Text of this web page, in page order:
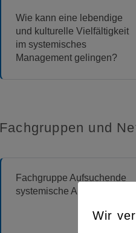
Wie kann eine lebendige
und kulturelle Vielfältigkeit
im systemisches
Management gelingen?
Fachgruppen und
Fachgruppe Aufsuchende
systemische Arbeit (ASA)
Wir